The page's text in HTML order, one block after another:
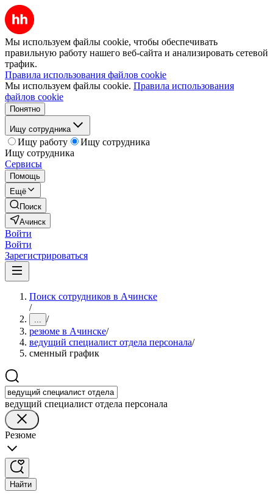
Мы используем файлы cookie, чтобы обеспечивать
правильную работу нашего веб-сайта и анализировать сетевой
трафик.
Правила использования файлов cookie
Мы используем файлы cookie. Правила использования
файлов cookie
Понятно
Ищу сотрудника
Ищу работу
Ищу сотрудника
Ищу сотрудника
Сервисы
Помощь
Ещё
Поиск
Ачинск
Войти
Войти
Зарегистрироваться
Поиск сотрудников в Ачинске
/
... /
резюме в Ачинске/
ведущий специалист отдела персонала/
сменный график
ведущий специалист отдела персонала
Резюме
Найти